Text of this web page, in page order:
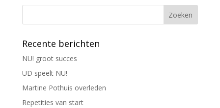
Recente berichten
NU! groot succes
UD speelt NU!
Martine Pothuis overleden
Repetities van start